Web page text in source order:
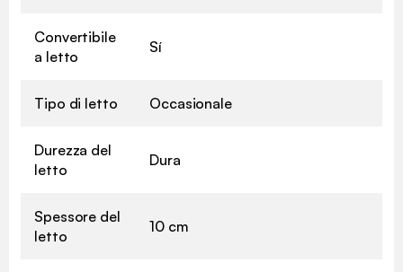
Convertibile
a letto
Sí
Tipo di letto Occasionale
Durezza del
letto
Dura
Spessore del
letto
10 cm